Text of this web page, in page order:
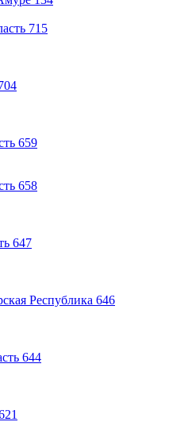
715
659
658
647
Республика 646
644